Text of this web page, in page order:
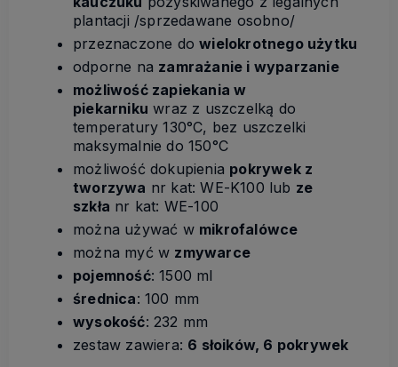
plantacji /sprzedawane osobno/
przeznaczone dowielokrotnego użytku
odporne na zamrażanie i wyparzanie
możliwość zapiekania w
piekarniku wraz z uszczelką do
temperatury 130°C, bez uszczelki
maksymalnie do 150°C
możliwość dokupienia pokrywek z
tworzywa nr kat: WE-K100 lub ze
szkła nr kat: WE-100
można używać w mikrofalówce
można myć w zmywarce
pojemność: 1500 ml
średnica: 100 mm
wysokość: 232 mm
zestaw zawiera: 6 słoików, 6 pokrywek